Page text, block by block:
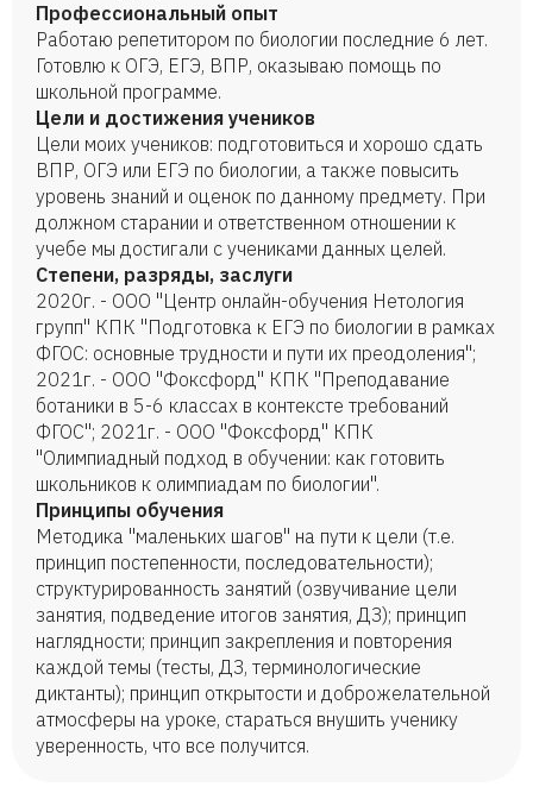
Профессиональный опыт
Работаю репетитором по биологии последние 6 лет.
Готовлю к ОГЭ, ЕГЭ, ВПР, оказываю помощь по
школьной программе.
Цели и достижения учеников
Цели моих учеников: подготовиться и хорошо сдать
ВПР, ОГЭ или ЕГЭ по биологии, а также повысить
уровень знаний и оценок по данному предмету. При
должном старании и ответственном отношении к
учебе мы достигали с учениками данных целей.
Степени, разряды, заслуги
2020г. - ООО "Центр онлайн-обучения Нетология
групп" КПК "Подготовка к ЕГЭ по биологии в рамках
ФГОС: основные трудности и пути их преодоления";
2021г. - ООО "Фоксфорд" КПК "Преподавание
ботаники в 5-6 классах в контексте требований
ФГОС"; 2021г. - ООО "Фоксфорд" КПК
"Олимпиадный подход в обучении: как готовить
школьников к олимпиадам по биологии".
Принципы обучения
Методика "маленьких шагов" на пути к цели (т.е.
принцип постепенности, последовательности);
структурированность занятий (озвучивание цели
занятия, подведение итогов занятия, ДЗ); принцип
наглядности; принцип закрепления и повторения
каждой темы (тесты, ДЗ, терминологические
диктанты); принцип открытости и доброжелательной
атмосферы на уроке, стараться внушить ученику
уверенность, что все получится.